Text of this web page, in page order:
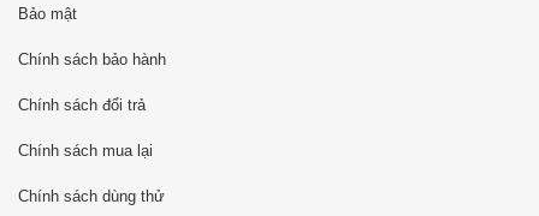
Bảo mật
Chính sách bảo hành
Chính sách đổi trả
Chính sách mua lại
Chính sách dùng thử